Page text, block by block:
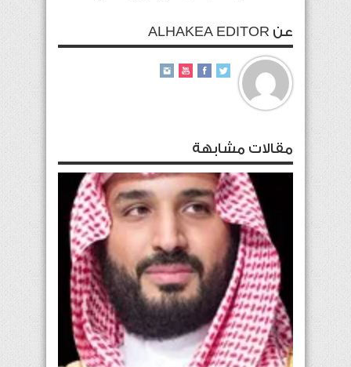
عن ALHAKEA EDITOR
مقالات مشابهة